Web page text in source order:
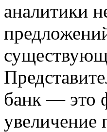
аналитики
банк — это
увеличение